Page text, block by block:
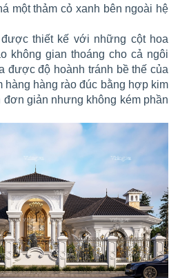
một thảm cỏ xanh bên ngoài hệ
thiết kế với những cột hoa
không gian thoáng cho cả ngôi
được độ hoành tránh bề thế của
hàng hàng rào đúc bằng hợp kim
giản nhưng không kém phần